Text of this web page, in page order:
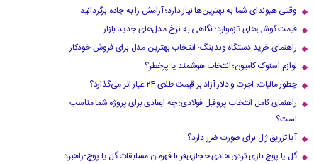
وقتی هیوندای شما به بهترین‌ها نیاز دارد؛ آرامش را به جاده برگردانید
قیمت گوشی‌های تازه‌وارد؛ نگاهی به نرخ مدل‌های جدید بازار
راهنمای خرید دستگاه وندینگ: انتخاب بهترین مدل برای فروش خودکار
لوازم استوک کامیون؛ انتخاب هوشمند یا پرخطر؟
چطور مالیات، اجرت و دلار آزاد بر قیمت طلای ۲۴ عیار اثر می‌گذارد؟
راهنمای کامل انتخاب پروفیل فولادی: چه ابعادی برای پروژه شما مناسب
است؟
آیا تزریق ژل برای صورت ضرر دارد​؟
گل یا پوچ بازی کردن هادی حجازی‌فر با قهرمان مسابقات گل یا پوچ-راهبرد